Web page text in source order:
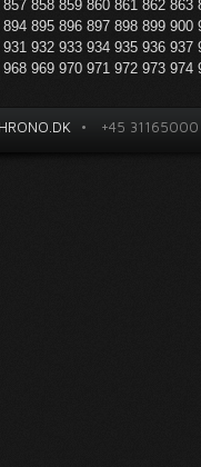
857 858 859 860 861 862 863
894 895 896 897 898 899 900
931 932 933 934 935 936 937
968 969 970 971 972 973 974
• +45 31165000